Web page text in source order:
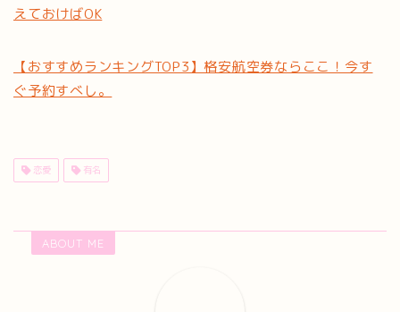
えておけばOK
【おすすめランキングTOP3】格安航空券ならここ！今す
ぐ予約すべし。
恋愛 有名
ABOUT ME